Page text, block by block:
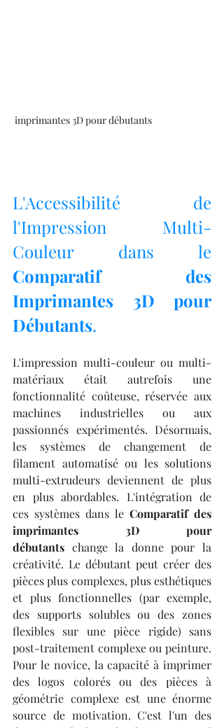
imprimantes 3D pour débutants
L'Accessibilité de
l'Impression Multi-
Comparatif des
Imprimantes 3D pour
Débutants.
L'impression multi-couleur ou multi-
matériaux était autrefois une
fonctionnalité coûteuse, réservée aux
machines industrielles ou aux
passionnés expérimentés. Désormais,
les systèmes de changement de
filament automatisé ou les solutions
multi-extrudeurs deviennent de plus
en plus abordables. L'intégration de
ces systèmes dans le Comparatif des
imprimantes 3D pour
débutants change la donne pour la
créativité. Le débutant peut créer des
pièces plus complexes, plus esthétiques
et plus fonctionnelles (par exemple,
des supports solubles ou des zones
flexibles sur une pièce rigide) sans
post-traitement complexe ou peinture.
Pour le novice, la capacité à imprimer
des logos colorés ou des pièces à
géométrie complexe est une énorme
source de motivation. C'est l'un des